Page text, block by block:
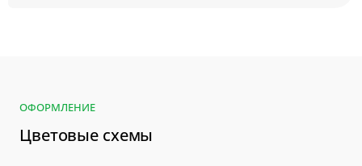
ОФОРМЛЕНИЕ
Цветовые схемы